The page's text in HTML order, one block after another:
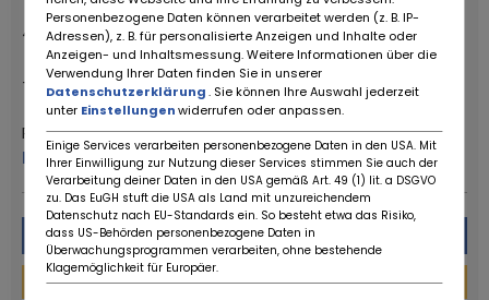
42122 Reggio Emilia
+39 0522 268511
Ruote da Sogno
Plus de ce concessionnaire
Message
Financement
Personenbezogene Daten können verarbeitet werden (z. B. IP-
Adressen), z. B. für personalisierte Anzeigen und Inhalte oder
Anzeigen- und Inhaltsmessung. Weitere Informationen über die
Verwendung Ihrer Daten finden Sie in unserer
Datenschutzerklärung. Sie können Ihre Auswahl jederzeit
unter Einstellungenwiderrufen oder anpassen.
Einige Services verarbeiten personenbezogene Daten in den USA. Mit
Ihrer Einwilligung zur Nutzung dieser Services stimmen Sie auch der
Verarbeitung deiner Daten in den USA gemäß Art. 49 (1) lit. a DSGVO
zu. Das EuGH stuft die USA als Land mit unzureichendem
Datenschutz nach EU-Standards ein. So besteht etwa das Risiko,
dass US-Behörden personenbezogene Daten in
Überwachungsprogrammen verarbeiten, ohne bestehende
Klagemöglichkeit für Europäer.